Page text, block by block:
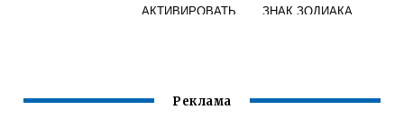
АКТИВИРОВАТЬ
ЗНАК ЗОДИАКА
Реклама